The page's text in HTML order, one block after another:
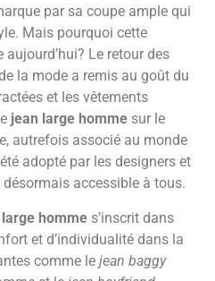
par sa coupe ample qui
Mais pourquoi cette
Le retour des
la mode a remis au goût du
et les vêtements
jean large homme sur le
autrefois associé au monde
adopté par les designers et
accessible à tous.
homme s’inscrit dans
et d’individualité dans la
comme le jean baggy